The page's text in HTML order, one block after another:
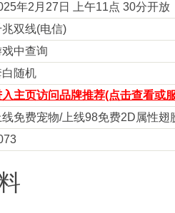
年2月27日 上午11点 30分开放
兆双线(电信)
戏中查询
白随机
入主页访问品牌推荐(点击查看或
线免费宠物/上线98免费2D属性